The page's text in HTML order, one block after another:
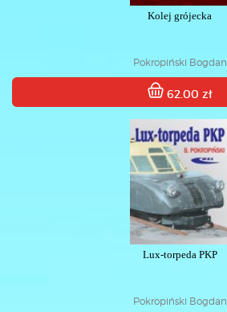
Kolej grójecka
Pokropiński Bogdan
62.00 zł
Lux-torpeda PKP
Pokropiński Bogdan